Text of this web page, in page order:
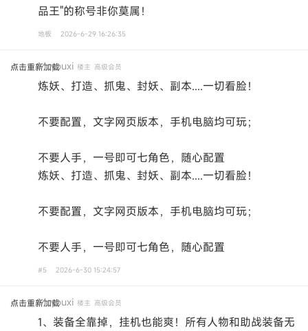
品王"的称号非你莫属！
地板 2026-6-29 16:26:35
点击重新加载
Mcyouxi 楼主 高级会员
炼妖、打造、抓鬼、封妖、副本....一切看脸！
不要配置，文字网页版本，手机电脑均可玩；
不要人手，一号即可七角色，随心配置
炼妖、打造、抓鬼、封妖、副本....一切看脸！
不要配置，文字网页版本，手机电脑均可玩；
不要人手，一号即可七角色，随心配置
#5 2026-6-30 15:24:57
点击重新加载
Mcyouxi 楼主 高级会员
1、装备全靠掉，挂机也能爽！所有人物和助战装备无